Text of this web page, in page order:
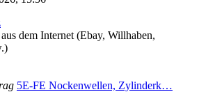
dem Internet (Ebay, Willhaben,
5E-FE Nockenwellen, Zylinderk…